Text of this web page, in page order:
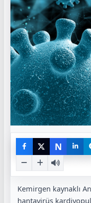
N
Kemirgen kaynaklı
hantavirüs